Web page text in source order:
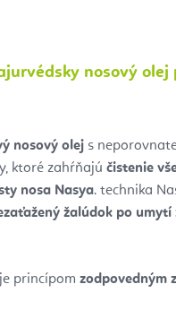
nosový olej
nosový olej s
ktoré zahŕňajú čistenie
nosa Nasya. technika
žalúdok po umytí
princípom zodpovedným